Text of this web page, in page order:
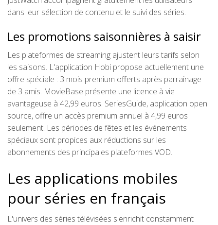
dans leur sélection de contenu et le suivi des séries.
Les promotions saisonnières à saisir
Les plateformes de streaming ajustent leurs tarifs selon
les saisons. L'application Hobi propose actuellement une
offre spéciale : 3 mois premium offerts après parrainage
de 3 amis. MovieBase présente une licence à vie
avantageuse à 42,99 euros. SeriesGuide, application open
source, offre un accès premium annuel à 4,99 euros
seulement. Les périodes de fêtes et les événements
spéciaux sont propices aux réductions sur les
abonnements des principales plateformes VOD.
Les applications mobiles
pour séries en français
L'univers des séries télévisées s'enrichit constamment